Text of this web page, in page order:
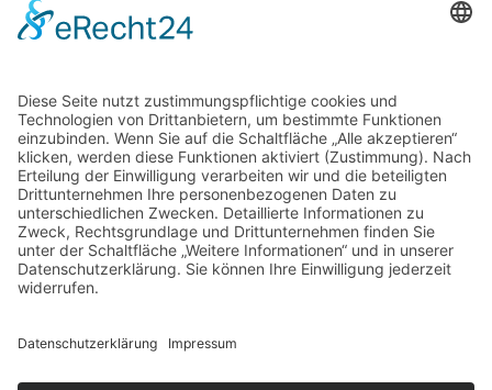
Leonharderstr. 24 | 39042 Brixen/St. Andrä